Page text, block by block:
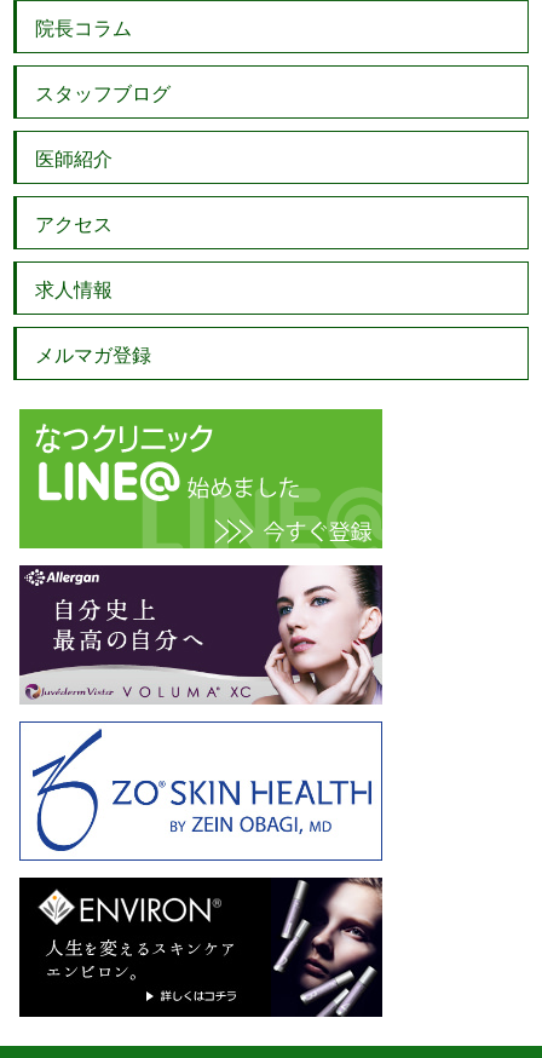
院長コラム
スタッフブログ
医師紹介
アクセス
求人情報
メルマガ登録